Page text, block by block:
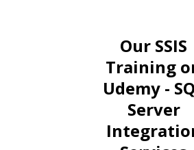
Our SSIS
Training
Udemy -
Server